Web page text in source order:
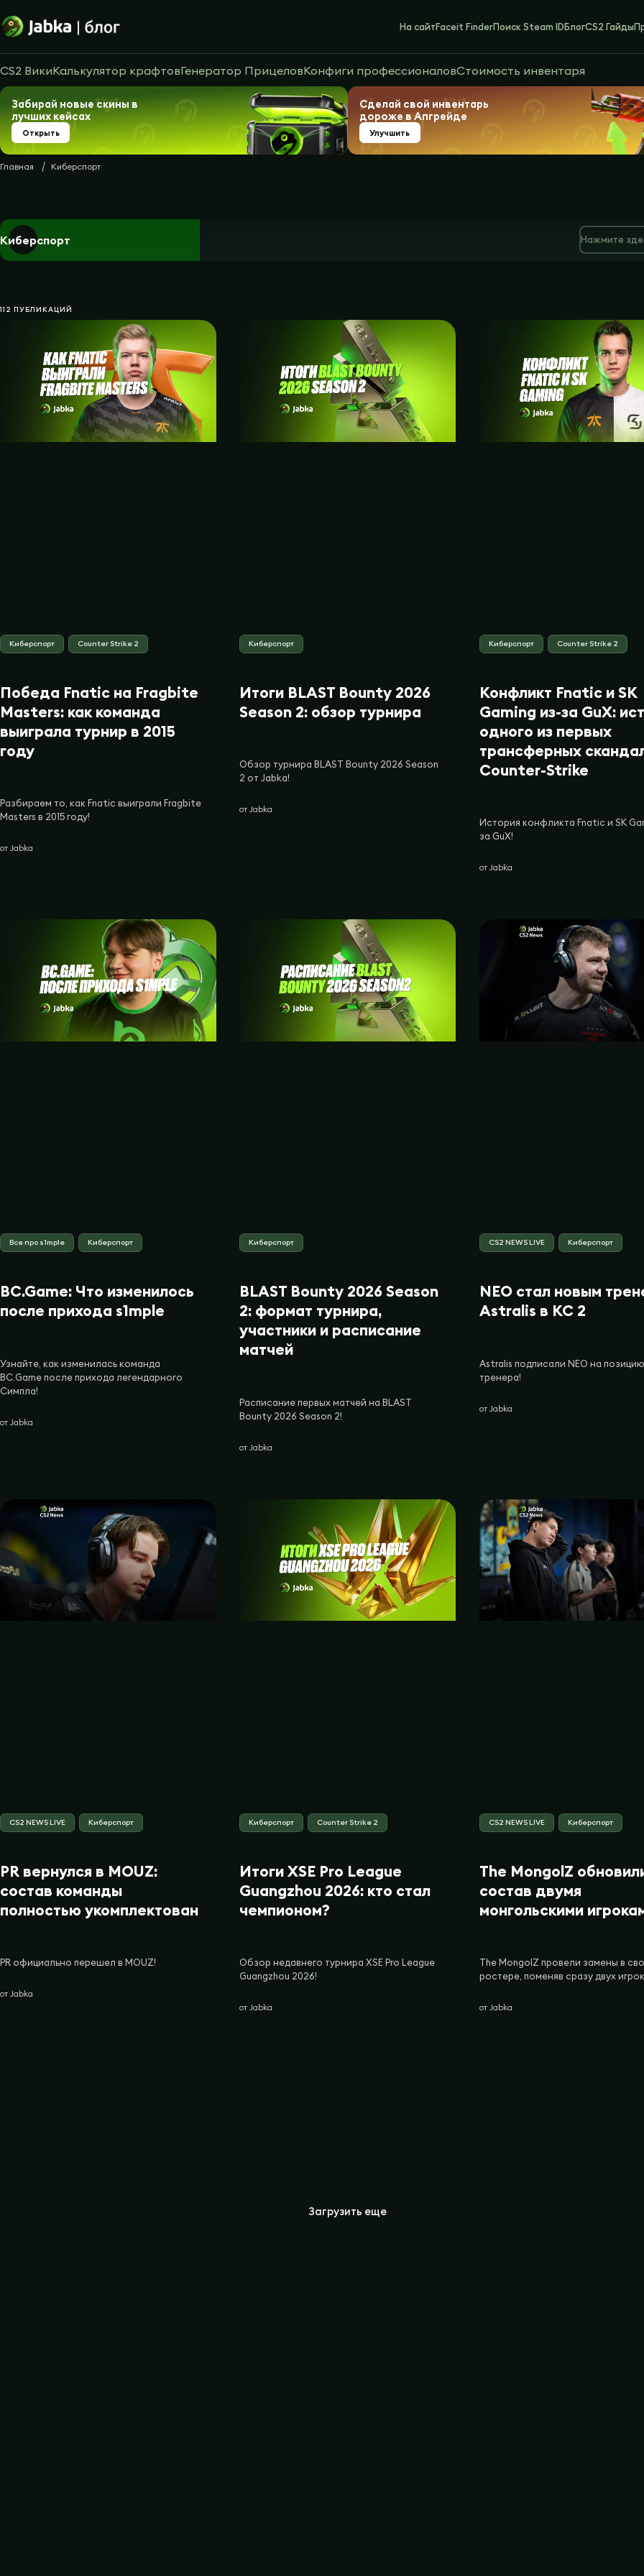
На сайтFaceit FinderПоиск Steam IDБлогCS2 Гайды
CS2 ВикиКалькулятор крафтовГенератор ПрицеловКонфиги профессионаловСтоимость инвентаря
Забирай новые скины в
лучших кейсах
Открыть
Сделай свой инвентарь
дороже в Апгрейде
Улучшить
Главная Киберспорт
Киберспорт
112 ПУБЛИКАЦИЙ
Киберспорт Counter Strike 2
Победа Fnatic на Fragbite
Masters: как команда
выиграла турнир в 2015
году
Разбираем то, как Fnatic выиграли Fragbite
Masters в 2015 году!
от Jabka
Киберспорт
Итоги BLAST Bounty 2026
Season 2: обзор турнира
Обзор турнира BLAST Bounty 2026 Season
2 от Jabka!
отJabka
Киберспорт Counter Strike 2
Конфликт Fnatic и SK
Gaming из-за GuX:
одного из первых
трансферных
Counter-Strike
История конфликта Fnatic и SK
за GuX!
от Jabka
Все про s1mple Киберспорт
BC.Game: Что изменилось
после прихода s1mple
Узнайте, как изменилась команда
BC.Game после прихода легендарного
Симпла!
от Jabka
Киберспорт
BLAST Bounty 2026 Season
2: формат турнира,
участники и расписание
матчей
Расписание первых матчей на BLAST
Bounty 2026 Season 2!
отJabka
CS2 NEWS LIVE Киберспорт
NEO стал новым
Astralis в КС 2
Astralis подписали NEO на позицию
тренера!
от Jabka
CS2 NEWS LIVE Киберспорт
PR вернулся в MOUZ:
состав команды
полностью укомплектован
PR официально перешел в MOUZ!
от Jabka
Киберспорт Counter Strike 2
Итоги XSE Pro League
Guangzhou 2026: кто стал
чемпионом?
Обзор недавнего турнира XSE Pro League
Guangzhou 2026!
отJabka
CS2 NEWS LIVE Киберспорт
The MongolZ
состав двумя
монгольскими
The MongolZ провели замены в
ростере, поменяв сразу двух
от Jabka
Загрузить еще